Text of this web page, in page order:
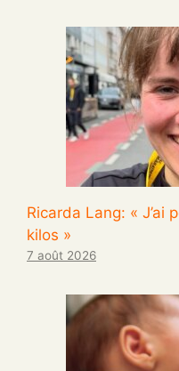
Ricarda Lang: « J’ai
kilos »
7 août 2026